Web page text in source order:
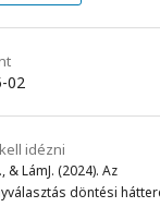
02
idézni
& LámJ. (2024). Az
döntési